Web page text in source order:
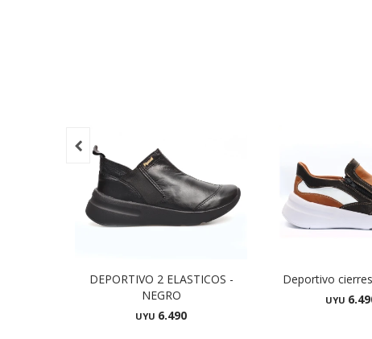
DEPORTIVO 2 ELASTICOS -
NEGRO
UYU 6.490
Deportivo
UYU
